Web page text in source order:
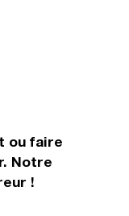
ou faire
Notre
!